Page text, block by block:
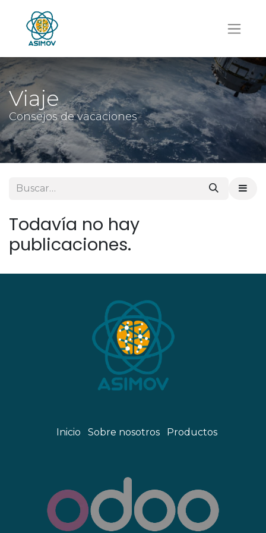
Viaje
Consejos de vacaciones
Todavía no hay
publicaciones.
Inicio Sobre nosotros Productos